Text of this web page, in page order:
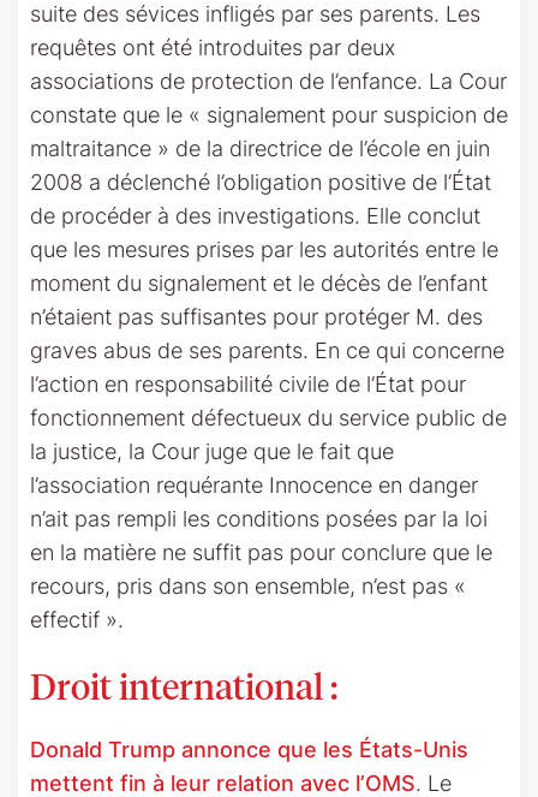
suite des sévices infligés par ses parents. Les
requêtes ont été introduites par deux
associations de protection de l’enfance. La Cour
constate que le « signalement pour suspicion de
maltraitance » de la directrice de l’école en juin
2008 a déclenché l’obligation positive de l’État
de procéder à des investigations. Elle conclut
que les mesures prises par les autorités entre le
moment du signalement et le décès de l’enfant
n’étaient pas suffisantes pour protéger M. des
graves abus de ses parents. En ce qui concerne
l’action en responsabilité civile de l’État pour
fonctionnement défectueux du service public de
la justice, la Cour juge que le fait que
l’association requérante Innocence en danger
n’ait pas rempli les conditions posées par la loi
en la matière ne suffit pas pour conclure que le
recours, pris dans son ensemble, n’est pas «
effectif ».
Droit international :
Donald Trump annonce que les États-Unis
mettent fin à leur relation avec l’OMS. Le